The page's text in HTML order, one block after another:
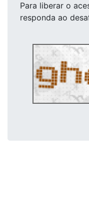
Para liberar o
responda ao